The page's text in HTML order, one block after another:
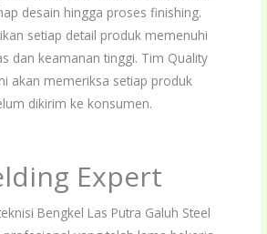
desain hingga proses finishing.
setiap detail produk memenuhi
dan keamanan tinggi. Tim Quality
akan memeriksa setiap produk
dikirim ke konsumen.
Expert
Bengkel Las Putra Galuh Steel